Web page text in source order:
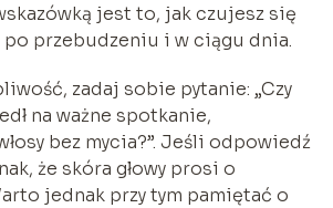
jest to, jak czujesz się
po przebudzeniu i w ciągu dnia.
zadaj sobie pytanie: „Czy
na ważne spotkanie,
bez mycia?”. Jeśli odpowiedź
że skóra głowy prosi o
jednak przy tym pamiętać o